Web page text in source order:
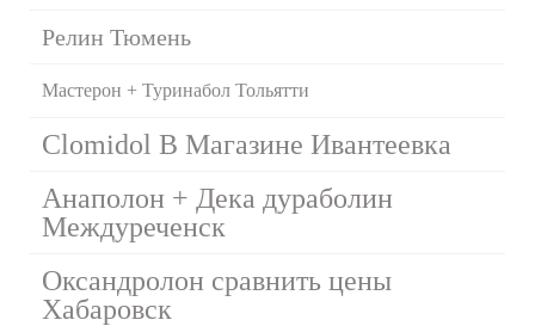
Релин Тюмень
Мастерон + Туринабол Тольятти
Clomidol В Магазине Ивантеевка
Анаполон + Дека дураболин
Междуреченск
Оксандролон сравнить цены
Хабаровск